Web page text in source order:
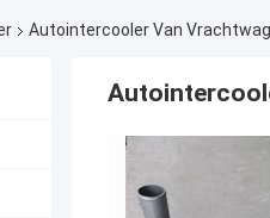
Autointercooler Van